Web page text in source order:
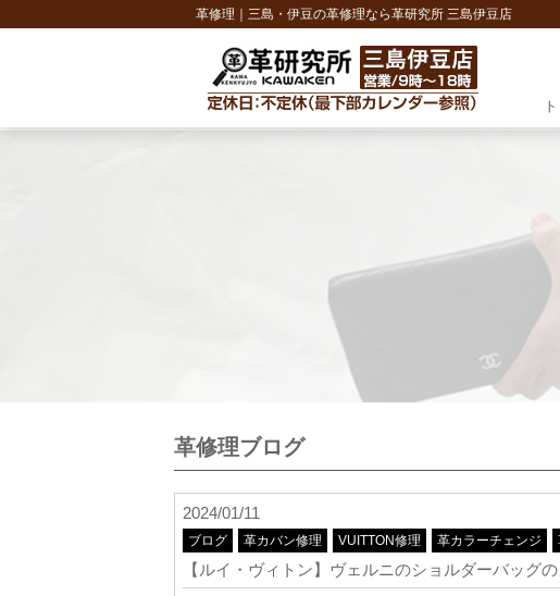
革修理｜三島・伊豆の革修理なら革研究所 三島伊豆店
革修理ブログ
2024/01/11
ブログ 革カバン修理 VUITTON修理 革カラーチェンジ
【ルイ・ヴィトン】ヴェルニのショルダーバッグ